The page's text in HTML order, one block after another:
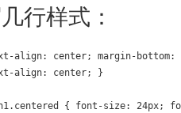
行样式：
align: center; margin-
align: center; }
h1.centered { font-size: 24px;